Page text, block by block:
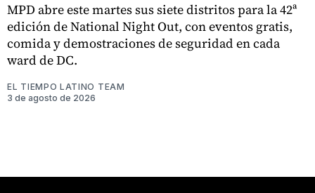
MPD abre este martes sus siete distritos para la 42ª
edición de National Night Out, con eventos gratis,
comida y demostraciones de seguridad en cada
ward de DC.
EL TIEMPO LATINO TEAM
3 de agosto de 2026